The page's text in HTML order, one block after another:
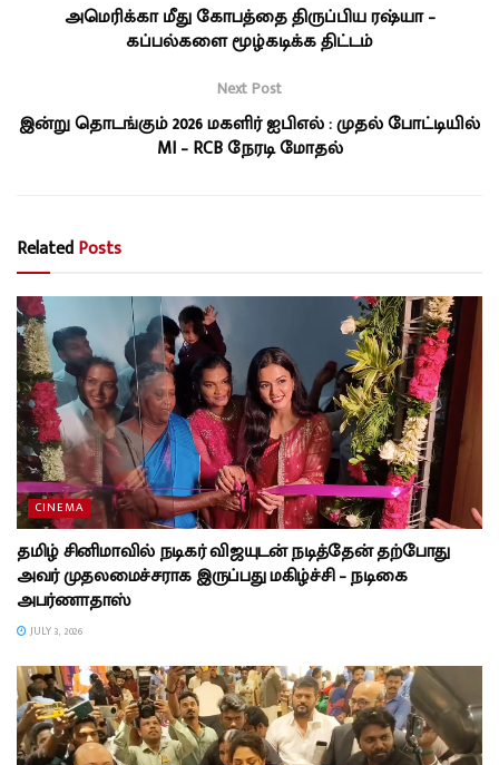
அமெரிக்கா மீது கோபத்தை திருப்பிய ரஷ்யா –
கப்பல்களை மூழ்கடிக்க திட்டம்
Next Post
இன்று தொடங்கும் 2026 மகளிர் ஐபிஎல் : முதல் போட்டியில்
MI – RCB நேரடி மோதல்
RelatedPosts
CINEMA
தமிழ் சினிமாவில் நடிகர் விஜயுடன் நடித்தேன் தற்போது
அவர் முதலமைச்சராக இருப்பது மகிழ்ச்சி – நடிகை
அபர்ணாதாஸ்
JULY 3, 2026